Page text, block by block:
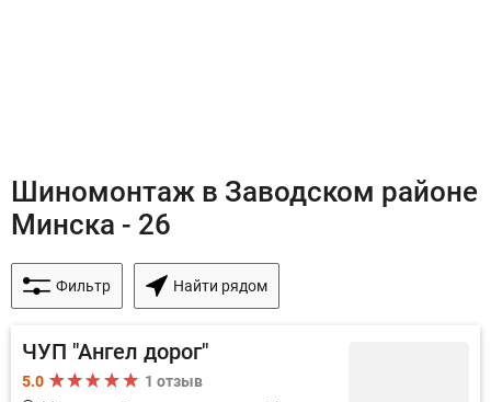
Шиномонтаж в Заводском районе
Минска - 26
Фильтр Найти рядом
ЧУП "Ангел дорог"
5.0
1 отзыв